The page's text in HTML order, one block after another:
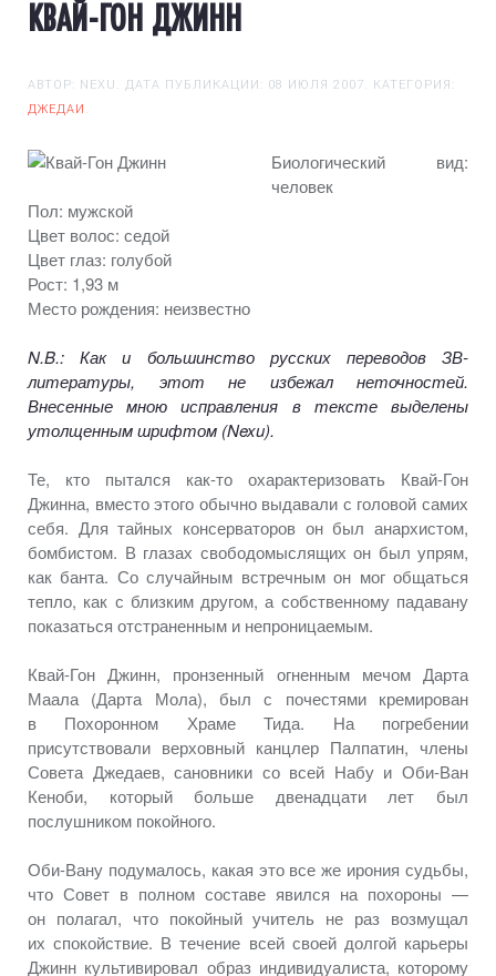
КВАЙ-ГОН ДЖИНН
АВТОР: NEXU. ДАТА ПУБЛИКАЦИИ: 08 ИЮЛЯ 2007. КАТЕГОРИЯ:
ДЖЕДАИ .
Биологический вид:
человек
Пол: мужской
Цвет волос: седой
Цвет глаз: голубой
Рост: 1,93 м
Место рождения: неизвестно
N.B.: Каки большинстворусских переводов ЗВ-
литературы, этот не избежалнеточностей.
Внесенные мною исправления в текстевыделены
утолщенным шрифтом (Nexu).
Те, кто пытался как-то охарактеризовать Квай-Гон
Джинна, вместо этого обычно выдавали с головой самих
себя. Для тайных консерваторов он был анархистом,
бомбистом. В глазах свободомыслящих он был упрям,
как банта. Со случайным встречнымон могобщаться
тепло, как с близкимдругом,а собственномупадавану
показаться отстраненным и непроницаемым.
Квай-Гон Джинн, пронзенный огненным мечом Дарта
Маала (Дарта Мола), былс почестямикремирован
в Похоронном Храме Тида. На погребении
присутствовали верховный канцлер Палпатин, члены
Совета Джедаев, сановники со всей Набу и Оби-Ван
Кеноби, который больше двенадцати лет был
послушником покойного.
Оби-Вану подумалось, какая это все же ирония судьбы,
что Совет в полном составе явился на похороны —
он полагал, что покойный учитель не раз возмущал
их спокойствие. В течение всей своей долгой карьеры
Джинн культивировал образ индивидуалиста, которому